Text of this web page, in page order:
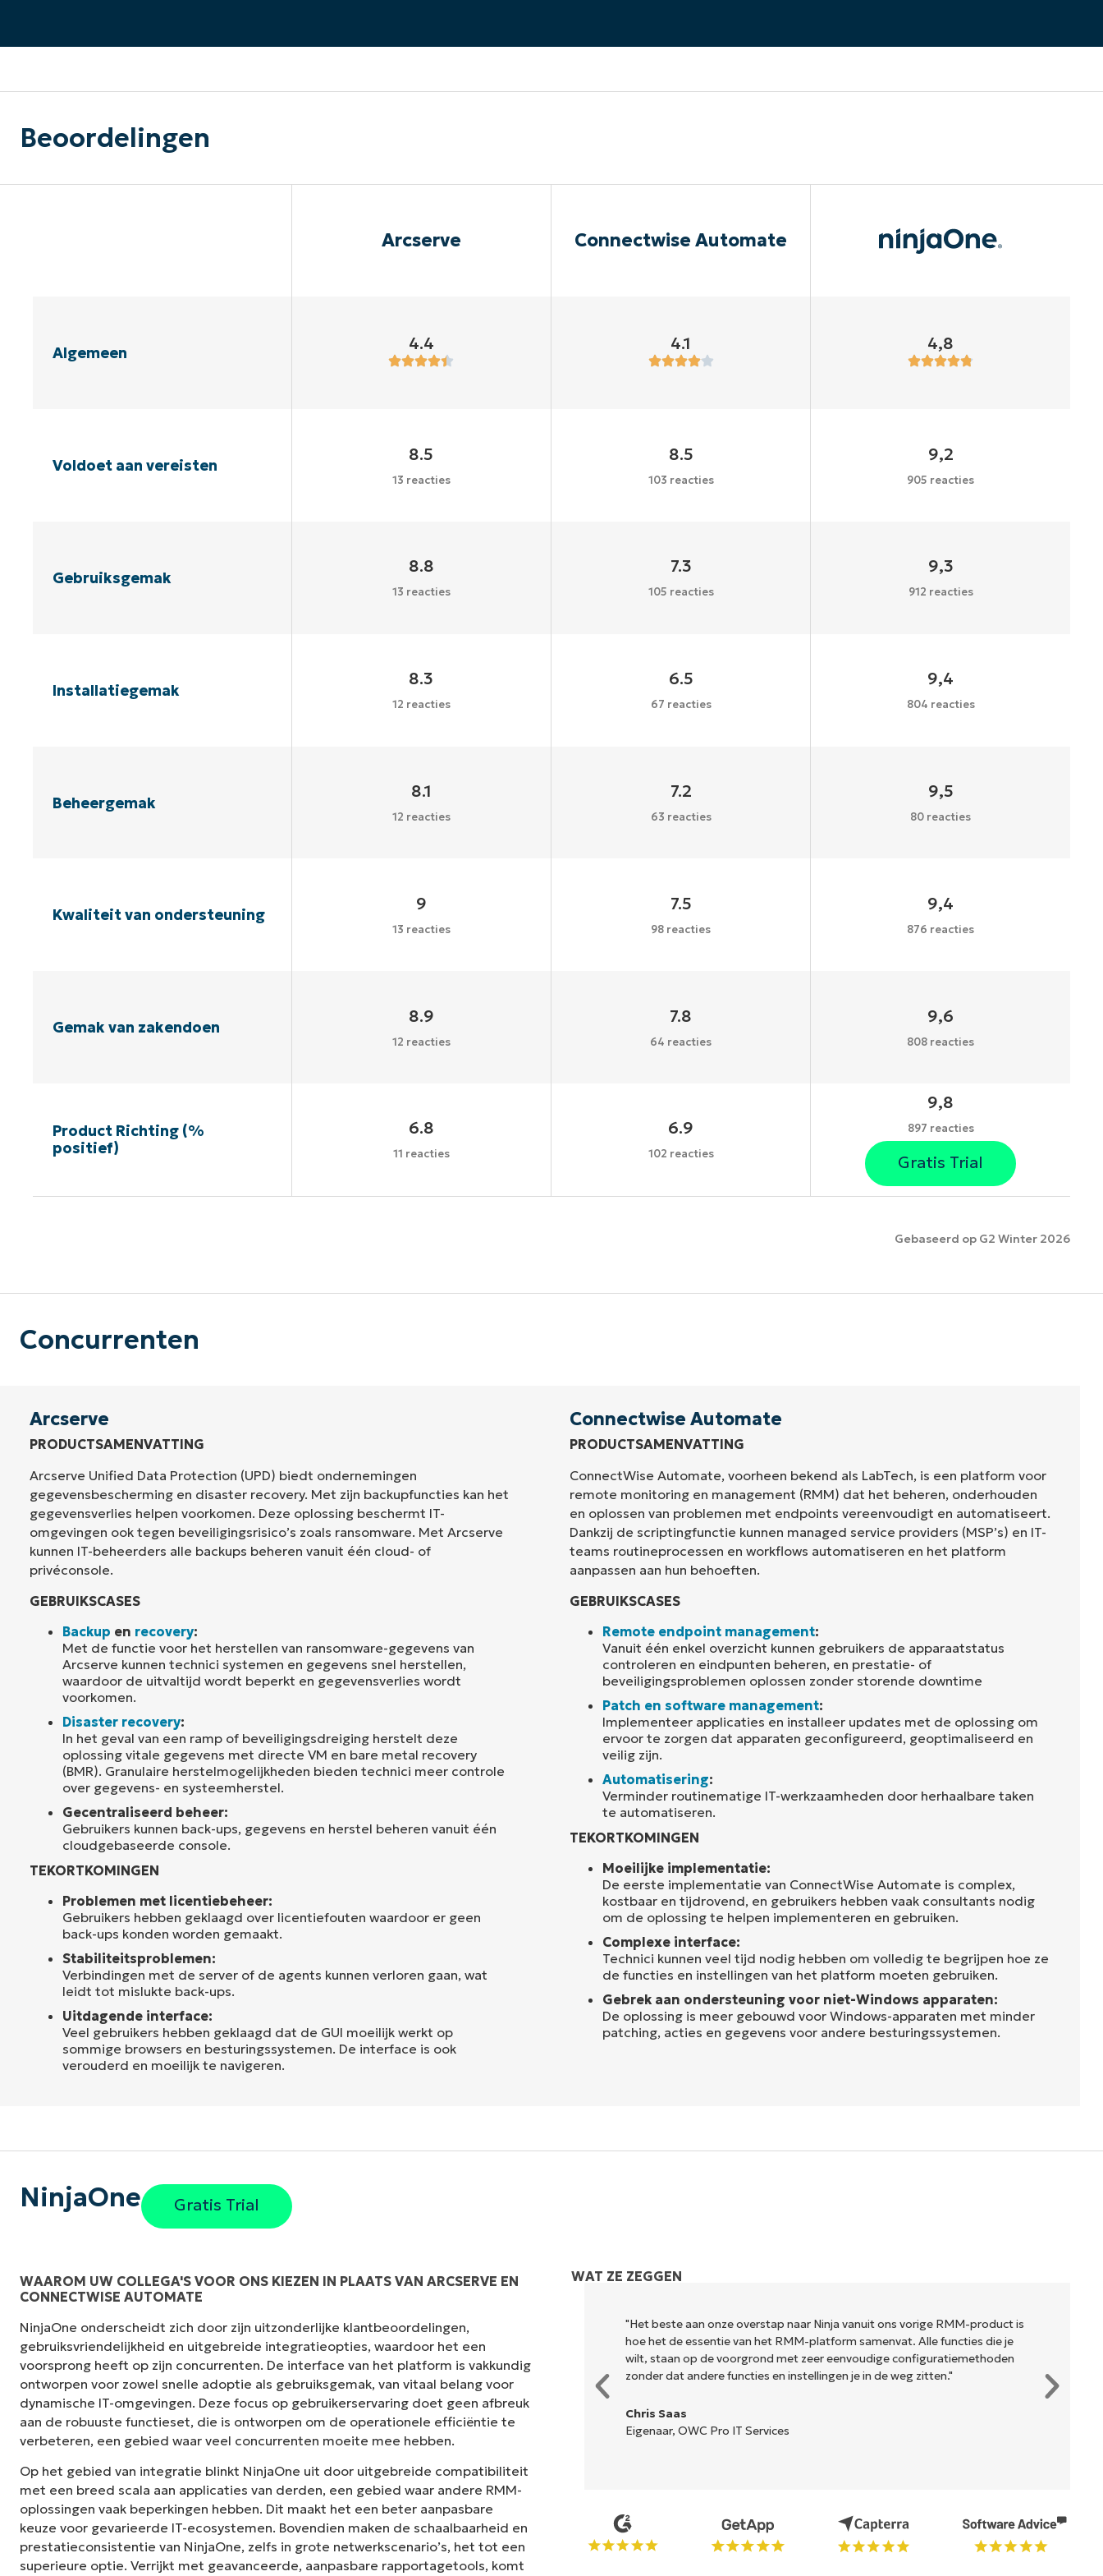
Beoordelingen
Arcserve Connectwise Automate
Algemeen 4.4 4.1 4,8
Voldoet aan vereisten
8.5
13 reacties
8.5
103 reacties
9,2
905 reacties
Gebruiksgemak
8.8
13 reacties
7.3
105 reacties
9,3
912 reacties
Installatiegemak
8.3
12 reacties
6.5
67 reacties
9,4
804 reacties
Beheergemak
8.1
12 reacties
7.2
63 reacties
9,5
80 reacties
Kwaliteit van ondersteuning
9
13 reacties
7.5
98 reacties
9,4
876 reacties
Gemak van zakendoen
8.9
12 reacties
7.8
64 reacties
9,6
808 reacties
Product Richting (%
positief)
6.8
11 reacties
6.9
102 reacties
9,8
897 reacties
Gratis Trial
Gebaseerd op G2 Winter 2026
Concurrenten
Arcserve
PRODUCTSAMENVATTING
Arcserve Unified Data Protection (UPD) biedt ondernemingen
gegevensbescherming en disaster recovery. Met zijn backupfuncties kan het
gegevensverlies helpen voorkomen. Deze oplossing beschermt IT-
omgevingen ook tegen beveiligingsrisico’s zoals ransomware. Met Arcserve
kunnen IT-beheerders alle backups beheren vanuit één cloud- of
privéconsole.
GEBRUIKSCASES
Backup en recovery:
Met de functie voor het herstellen van ransomware-gegevens van
Arcserve kunnen technici systemen en gegevens snel herstellen,
waardoor de uitvaltijd wordt beperkt en gegevensverlies wordt
voorkomen.
Disaster recovery:
In het geval van een ramp of beveiligingsdreiging herstelt deze
oplossing vitale gegevens met directe VM en bare metal recovery
(BMR). Granulaire herstelmogelijkheden bieden technici meer controle
over gegevens- en systeemherstel.
Gecentraliseerd beheer:
Gebruikers kunnen back-ups, gegevens en herstel beheren vanuit één
cloudgebaseerde console.
TEKORTKOMINGEN
Problemen met licentiebeheer:
Gebruikers hebben geklaagd over licentiefouten waardoor er geen
back-ups konden worden gemaakt.
Stabiliteitsproblemen:
Verbindingen met de server of de agents kunnen verloren gaan, wat
leidt tot mislukte back-ups.
Uitdagende interface:
Veel gebruikers hebben geklaagd dat de GUI moeilijk werkt op
sommige browsers en besturingssystemen. De interface is ook
verouderd en moeilijk te navigeren.
Connectwise Automate
PRODUCTSAMENVATTING
ConnectWise Automate, voorheen bekend als LabTech, is een platform voor
remote monitoring en management (RMM) dat het beheren, onderhouden
en oplossen van problemen met endpoints vereenvoudigt en automatiseert.
Dankzij de scriptingfunctie kunnen managed service providers (MSP’s) en IT-
teams routineprocessen en workflows automatiseren en het platform
aanpassen aan hun behoeften.
GEBRUIKSCASES
Remote endpoint management:
Vanuit één enkel overzicht kunnen gebruikers de apparaatstatus
controleren en eindpunten beheren, en prestatie- of
beveiligingsproblemen oplossen zonder storende downtime
Patch en software management:
Implementeer applicaties en installeer updates met de oplossing om
ervoor te zorgen dat apparaten geconfigureerd, geoptimaliseerd en
veilig zijn.
Automatisering:
Verminder routinematige IT-werkzaamheden door herhaalbare taken
te automatiseren.
TEKORTKOMINGEN
Moeilijke implementatie:
De eerste implementatie van ConnectWise Automate is complex,
kostbaar en tijdrovend, en gebruikers hebben vaak consultants nodig
om de oplossing te helpen implementeren en gebruiken.
Complexe interface:
Technici kunnen veel tijd nodig hebben om volledig te begrijpen hoe ze
de functies en instellingen van het platform moeten gebruiken.
Gebrek aan ondersteuning voor niet-Windows apparaten:
De oplossing is meer gebouwd voor Windows-apparaten met minder
patching, acties en gegevens voor andere besturingssystemen.
NinjaOne Gratis Trial
WAAROM UW COLLEGA'S VOOR ONS KIEZEN IN PLAATS VAN ARCSERVE EN
CONNECTWISE AUTOMATE
NinjaOne onderscheidt zich door zijn uitzonderlijke klantbeoordelingen,
gebruiksvriendelijkheid en uitgebreide integratieopties, waardoor het een
voorsprong heeft op zijn concurrenten. De interface van het platform is vakkundig
ontworpen voor zowel snelle adoptie als gebruiksgemak, van vitaal belang voor
dynamische IT-omgevingen. Deze focus op gebruikerservaring doet geen afbreuk
aan de robuuste functieset, die is ontworpen om de operationele efficiëntie te
verbeteren, een gebied waar veel concurrenten moeite mee hebben.
Op het gebied van integratie blinkt NinjaOne uit door uitgebreide compatibiliteit
met een breed scala aan applicaties van derden, een gebied waar andere RMM-
oplossingen vaak beperkingen hebben. Dit maakt het een beter aanpasbare
keuze voor gevarieerde IT-ecosystemen. Bovendien maken de schaalbaarheid en
prestatieconsistentie van NinjaOne, zelfs in grote netwerkscenario’s, het tot een
superieure optie. Verrijkt met geavanceerde, aanpasbare rapportagetools, komt
WAT ZE ZEGGEN
"NinjaOne is ongelofelijk gebruiksvriendelijk en combineert een vloeiende
interface met krachtige back-end functies. Er is geen ingewikkelde
installatie of moeilijk te beheren interface. Alle opties en hulpmiddelen zijn
duidelijk gelabeld, gemakkelijk te begrijpen en de interface is... gemakkelijk
te navigeren."
Ryan Reiffenberger
Reiffenberger.NET Technologie Oplossingen
"Het beste aan onze overstap naar Ninja vanuit ons vorige RMM-product is
hoe het de essentie van het RMM-platform samenvat. Alle functies die je
wilt, staan op de voorgrond met zeer eenvoudige configuratiemethoden
zonder dat andere functies en instellingen je in de weg zitten."
Chris Saas
Eigenaar, OWC Pro IT Services
Company